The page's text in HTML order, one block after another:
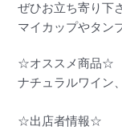
ぜひお立ち寄り下
マイカップやタン
☆オススメ商品☆
ナチュラルワイン
☆出店者情報☆